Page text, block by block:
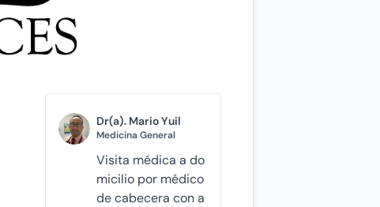
Dr(a). Mario Yuil
Medicina General
Visita médica a do
micilio por médico
de cabecera con a